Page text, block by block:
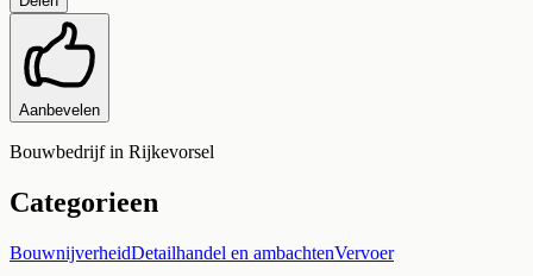
Aanbevelen
Bouwbedrijf in Rijkevorsel
Categorieen
BouwnijverheidDetailhandel en ambachtenVervoer